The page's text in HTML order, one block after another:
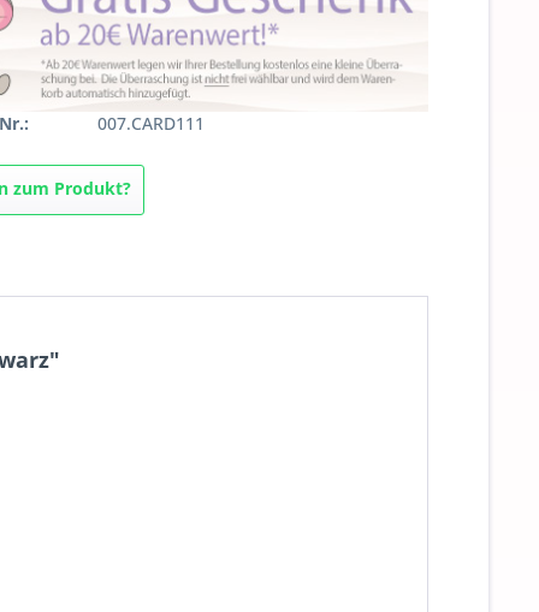
007.CARD111
zum Produkt?